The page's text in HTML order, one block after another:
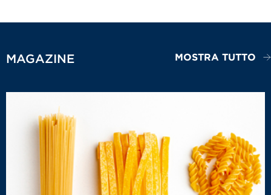
MAGAZINE MOSTRA TUTTO